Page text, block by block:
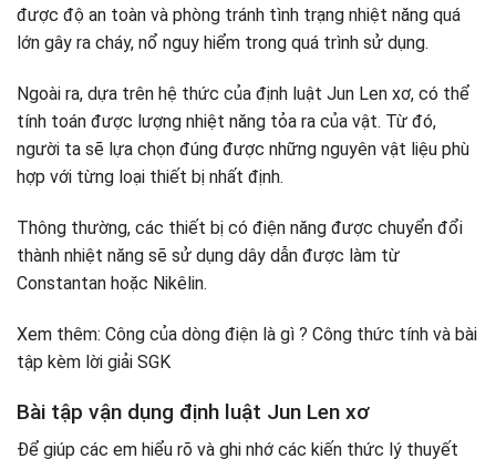
được độ an toàn và phòng tránh tình trạng nhiệt năng quá
lớn gây ra cháy, nổ nguy hiểm trong quá trình sử dụng.
Ngoài ra, dựa trên hệ thức của định luật Jun Len xơ, có thể
tính toán được lượng nhiệt năng tỏa ra của vật. Từ đó,
người ta sẽ lựa chọn đúng được những nguyên vật liệu phù
hợp với từng loại thiết bị nhất định.
Thông thường, các thiết bị có điện năng được chuyển đổi
thành nhiệt năng sẽ sử dụng dây dẫn được làm từ
Constantan hoặc Nikêlin.
Xem thêm: Công của dòng điện là gì ? Công thức tính và bài
tập kèm lời giải SGK
Bài tập vận dụng định luật Jun Len xơ
Để giúp các em hiểu rõ và ghi nhớ các kiến thức lý thuyết